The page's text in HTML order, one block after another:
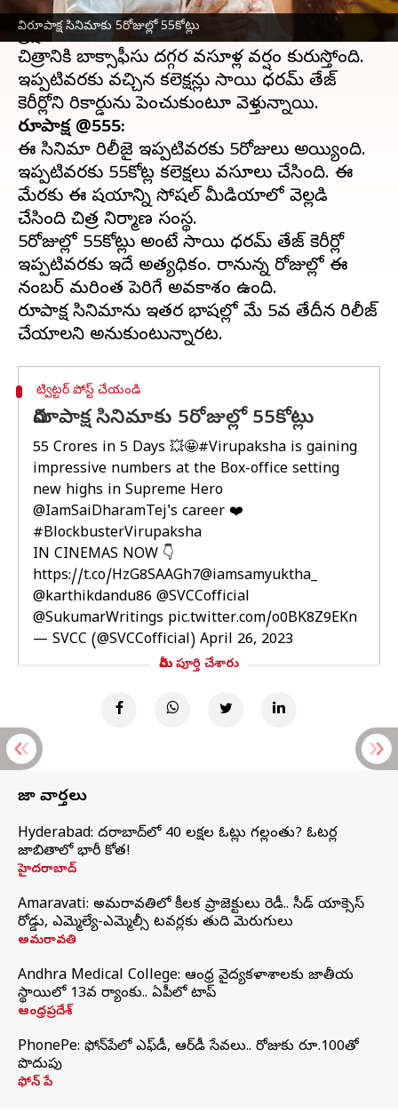
విరూపాక్ష సినిమాకు 5రోజుల్లో 55కోట్లు
విరూపాక్ష సినిమాతో సరికొత్త జోనర్ ని తెలుగు
ప్రేక్షకులకు అందించాడుసాయి ధరమ్ తేజ్. ఈ
చిత్రానికి బాక్సాఫీసు దగ్గర వసూళ్ల వర్షం కురుస్తోంది.
ఇప్పటివరకు వచ్చిన కలెక్షన్లు సాయి ధరమ్ తేజ్
విరూపాక్ష @555:
ఈ సినిమా రిలీజై ఇప్పటివరకు 5రోజులు అయ్యింది.
ఇప్పటివరకు 55కోట్ల కలెక్షలు వసూలు చేసింది. ఈ
మేరకు ఈ విషయాన్ని సోషల్ మీడియాలో వెల్లడి
చేసింది చిత్ర నిర్మాణ సంస్థ.
5రోజుల్లో 55కోట్లు అంటే సాయి ధరమ్ తేజ్ కెరీర్లో
ఇప్పటివరకు ఇదే అత్యధికం. రానున్న రోజుల్లో ఈ
నంబర్ మరింత పెరిగే అవకాశం ఉంది.
విరూపాక్ష సినిమాను ఇతర భాషల్లో మే 5వ తేదీన రిలీజ్
ట్విట్టర్ పోస్ట్ చేయండి
విరూపాక్ష సినిమాకు 5రోజుల్లో 55కోట్లు
55 Crores in 5 Days 💥🤩#Virupaksha is gaining
impressive numbers at the Box-office setting
new highs in Supreme Hero
@IamSaiDharamTej's career ❤️
#BlockbusterVirupaksha
IN CINEMAS NOW 👇
https://t.co/HzG8SAAGh7@iamsamyuktha_
@karthikdandu86 @SVCCofficial
@SukumarWritings pic.twitter.com/o0BK8Z9EKn
— SVCC (@SVCCofficial) April 26, 2023
మీరు పూర్తి చేశారు
తాజా వార్తలు
Hyderabad: హైదరాబాద్‌లో 40 లక్షల ఓట్లు గల్లంతు? ఓటర్ల
జాబితాలో భారీ కోత!
హైదరాబాద్
Amaravati: అమరావతిలో కీలక ప్రాజెక్టులు రెడీ.. సీడ్‌ యాక్సెస్‌
రోడ్డు, ఎమ్మెల్యే-ఎమ్మెల్సీ టవర్లకు తుది మెరుగులు
అమరావతి
Andhra Medical College: ఆంధ్ర వైద్యకళాశాలకు జాతీయ
స్థాయిలో 13వ ర్యాంకు.. ఏపీలో టాప్
ఆంధ్రప్రదేశ్
PhonePe: ఫోన్‌పేలో ఎఫ్‌డీ, ఆర్‌డీ సేవలు.. రోజుకు రూ.100తో
పొదుపు
ఫోన్‌ పే